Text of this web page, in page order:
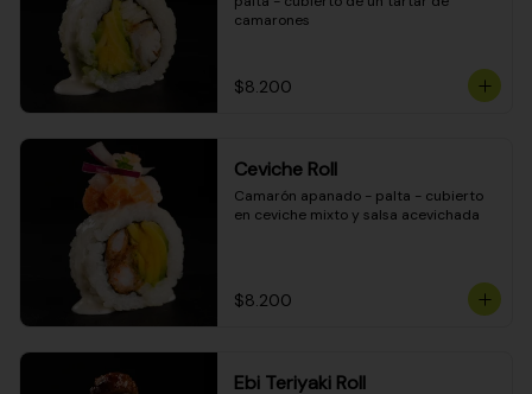
camarones
$8.200
Ceviche Roll
Camarón apanado - palta - cubierto
en ceviche mixto y salsa acevichada
$8.200
Ebi Teriyaki Roll